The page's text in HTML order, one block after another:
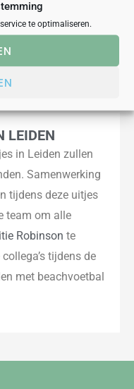
te optimaliseren.
LEIDEN
in Leiden zullen
Samenwerking
tijdens deze uitjes
team om alle
Robinson te
tijdens de
met beachvoetbal